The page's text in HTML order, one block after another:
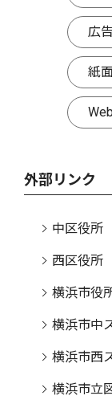
広
紙
外部リンク
中区役所
西区役所
横浜市役
横浜市中
横浜市西
横浜市立